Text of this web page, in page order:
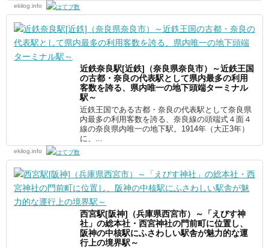
ekilog.info
近鉄奈良駅[近鉄]（奈良県奈良市）～近鉄王国
の古都・奈良の代表駅として県内最多の利用
客数を誇る、県内唯一の地下頭端ターミナル
駅～
近鉄王国である古都・奈良の代表駅として奈良県
内最多の利用客数を誇る、奈良線の頭端式４面４
線の奈良県内唯一の地下駅。1914年（大正3年）
に、...
ekilog.info
西宮駅[阪神]（兵庫県西宮市）～「えびす神
社」の総本社・西宮神社の門前町に位置し、
阪神の中核駅にふさわしい駅舎が魅力的な運
行上の境界駅～